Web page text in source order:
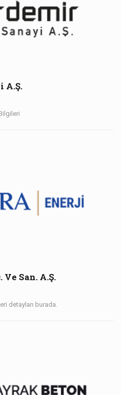
A.Ş.
San. A.Ş.
detayları burada.